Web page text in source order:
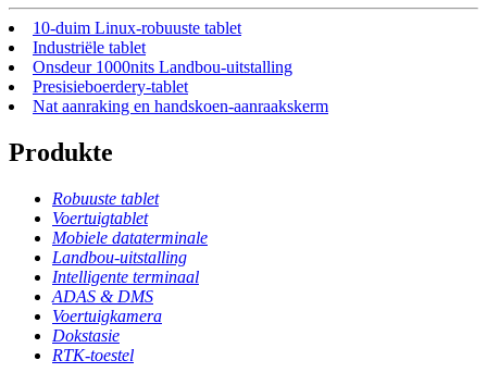
10-duim Linux-robuuste tablet
Industriële tablet
Onsdeur 1000nits Landbou-uitstalling
Presisieboerdery-tablet
Nat aanraking en handskoen-aanraakskerm
Produkte
Robuuste tablet
Voertuigtablet
Mobiele dataterminale
Landbou-uitstalling
Intelligente terminaal
ADAS & DMS
Voertuigkamera
Dokstasie
RTK-toestel